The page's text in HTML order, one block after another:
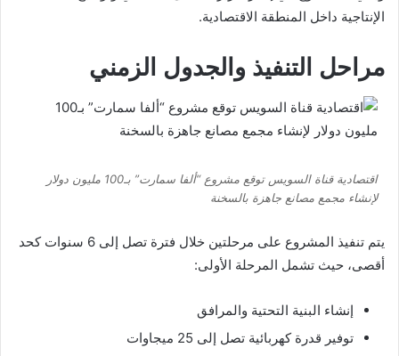
الإنتاجية داخل المنطقة الاقتصادية.
مراحل التنفيذ والجدول الزمني
اقتصادية قناة السويس توقع مشروع “ألفا سمارت” بـ100 مليون دولار
لإنشاء مجمع مصانع جاهزة بالسخنة
يتم تنفيذ المشروع على مرحلتين خلال فترة تصل إلى 6 سنوات كحد
أقصى، حيث تشمل المرحلة الأولى:
إنشاء البنية التحتية والمرافق
توفير قدرة كهربائية تصل إلى 25 ميجاوات